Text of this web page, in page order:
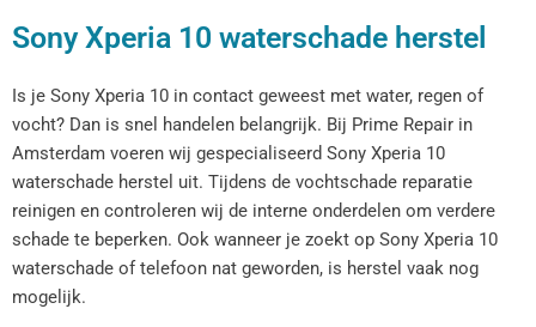
Sony Xperia 10 waterschade herstel
Is je Sony Xperia 10 in contact geweest met water, regen of
vocht? Dan is snel handelen belangrijk. Bij Prime Repair in
Amsterdam voeren wij gespecialiseerd Sony Xperia 10
waterschade herstel uit. Tijdens de vochtschade reparatie
reinigen en controleren wij de interne onderdelen om verdere
schade te beperken. Ook wanneer je zoekt op Sony Xperia 10
waterschade of telefoon nat geworden, is herstel vaak nog
mogelijk.